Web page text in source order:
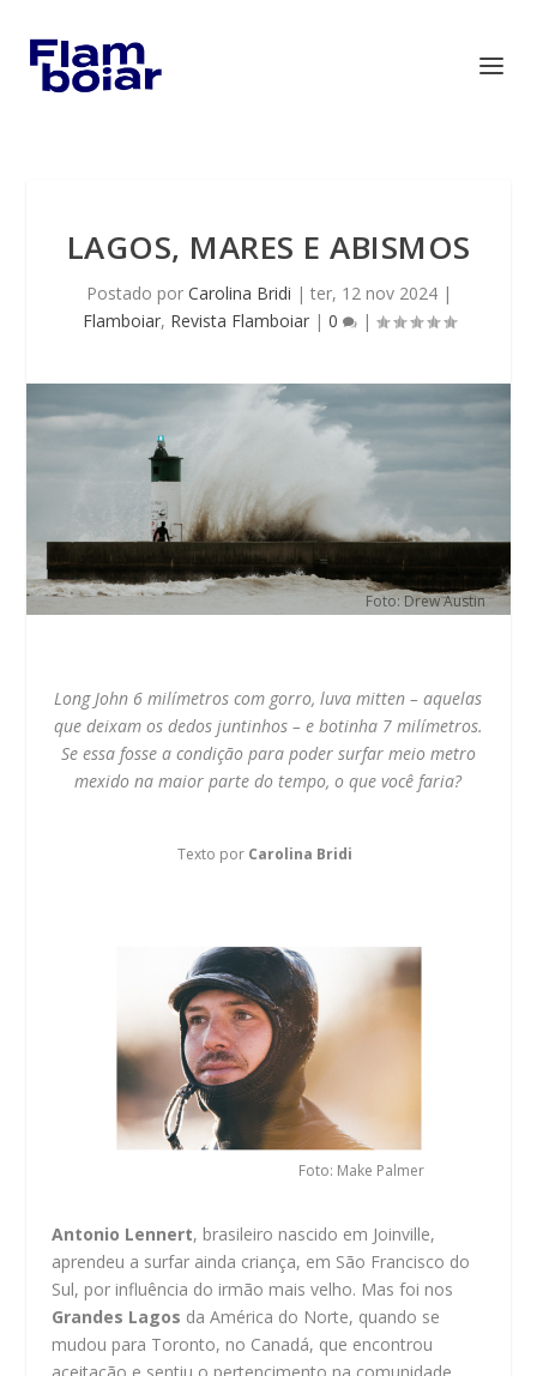
LAGOS, MARES E ABISMOS
Postado por Carolina Bridi | ter, 12 nov 2024|
Flamboiar, Revista Flamboiar| 0 |
Long John 6 milímetros com gorro, luva mitten – aquelas
que deixam os dedos juntinhos – e botinha 7 milímetros.
Se essa fosse a condição para poder surfar meio metro
mexido na maior parte do tempo, o que você faria?
Foto: Drew Austin
Texto por Carolina Bridi
Foto: Make Palmer
Antonio Lennert, brasileiro nascido em Joinville,
aprendeu a surfar ainda criança, em São Francisco do
Sul, por influência do irmão mais velho. Mas foi nos
Grandes Lagos da América do Norte, quando se
mudou para Toronto, no Canadá, que encontrou
aceitação e sentiu o pertencimento na comunidade